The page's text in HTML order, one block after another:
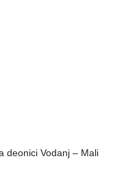
deonici Vodanj – Mali